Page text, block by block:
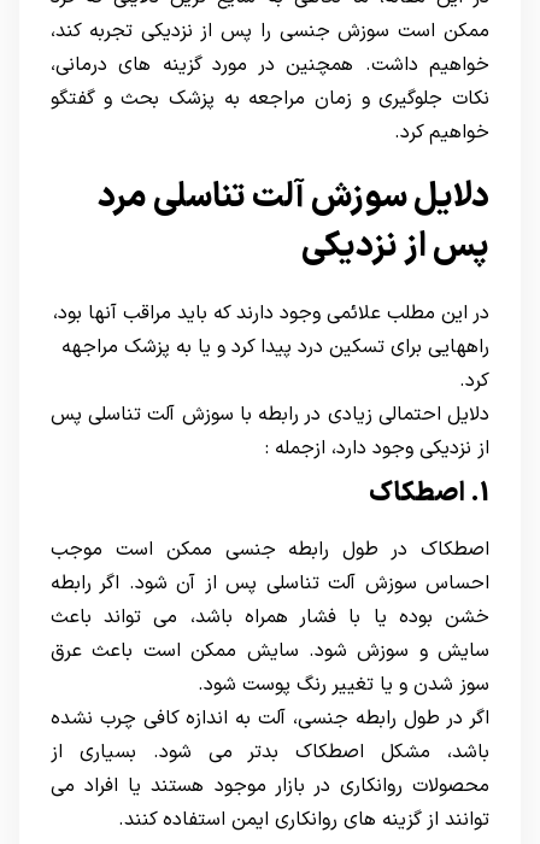
ممکن است سوزش جنسی را پس از نزدیکی تجربه کند،
خواهیم داشت. همچنین در مورد گزینه های درمانی،
نکات جلوگیری و زمان مراجعه به پزشک بحث و گفتگو
خواهیم کرد.
دلایل سوزش آلت تناسلی مرد
پس از نزدیکی
در این مطلب علائمی وجود دارند که باید مراقب آنها بود،
راههایی برای تسکین درد پیدا کرد و یا به پزشک مراجهه
کرد.
دلایل احتمالی زیادی در رابطه با سوزش آلت تناسلی پس
از نزدیکی وجود دارد، ازجمله :
1. اصطکاک
اصطکاک در طول رابطه جنسی ممکن است موجب
احساس سوزش آلت تناسلی پس از آن شود. اگر رابطه
خشن بوده یا با فشار همراه باشد، می تواند باعث
سایش و سوزش شود. سایش ممکن است باعث عرق
سوز شدن و یا تغییر رنگ پوست شود.
اگر در طول رابطه جنسی، آلت به اندازه کافی چرب نشده
باشد، مشکل اصطکاک بدتر می شود. بسیاری از
محصولات روانکاری در بازار موجود هستند یا افراد می
توانند از گزینه های روانکاری ایمن استفاده کنند.